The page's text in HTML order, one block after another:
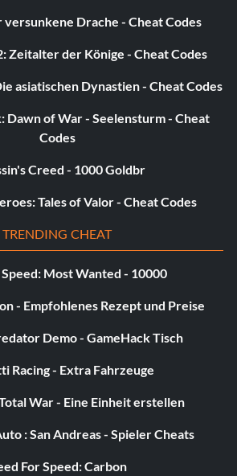
versunkene Drache - Cheat Codes
Zeitalter der Könige - Cheat Codes
asiatischen Dynastien - Cheat Codes
Dawn of War - Seelensturm - Cheat
Codes
Creed - 1000 Goldbr
Tales of Valor - Cheat Codes
TRENDING CHEAT
Most Wanted - 10000
- Empfohlenes Rezept und Preise
Demo - GameHack Tisch
Racing - Extra Fahrzeuge
War - Eine Einheit erstellen
: San Andreas - Spieler Cheats
For Speed: Carbon